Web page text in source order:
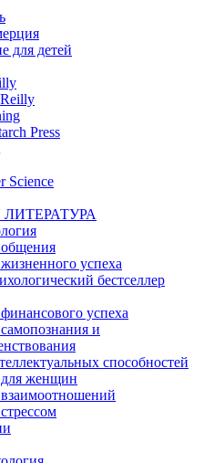
для детей
Press
Science
успеха
бестселлер
успеха
и
способностей
женщин